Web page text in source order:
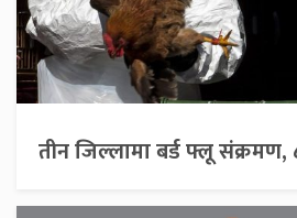
तीन जिल्लामा बर्ड फ्लू